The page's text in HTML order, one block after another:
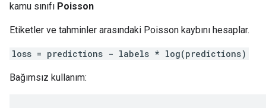
kamu sınıfı Poisson
Etiketler ve tahminler arasındaki Poisson kaybını hesaplar.
loss = predictions - labels * log(predictions)
Bağımsız kullanım: